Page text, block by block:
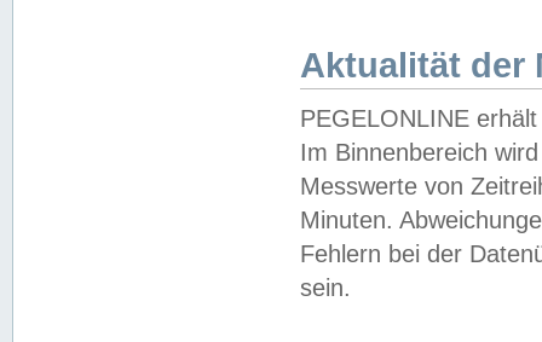
Aktualität der
PEGELONLINE
Im Binnenbereich
Messwerte von
Minuten.
Fehlern bei der
sein.